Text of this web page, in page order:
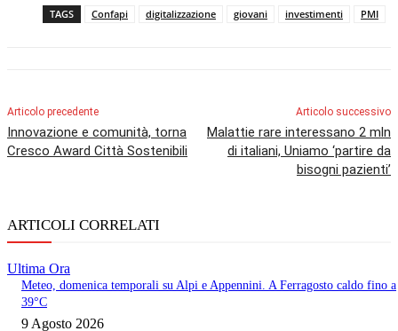
TAGS Confapi digitalizzazione giovani investimenti PMI
Articolo precedente
Innovazione e comunità, torna
Cresco Award Città Sostenibili
Articolo successivo
Malattie rare interessano 2 mln
di italiani, Uniamo ‘partire da
bisogni pazienti’
ARTICOLI CORRELATI
Ultima Ora
Meteo, domenica temporali su Alpi e Appennini. A Ferragosto caldo fino a
39°C
9 Agosto 2026